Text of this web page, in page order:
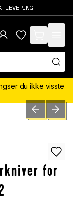
LEVERING
items in cart,
du ikke visste
PREVIOUSNEXT
for